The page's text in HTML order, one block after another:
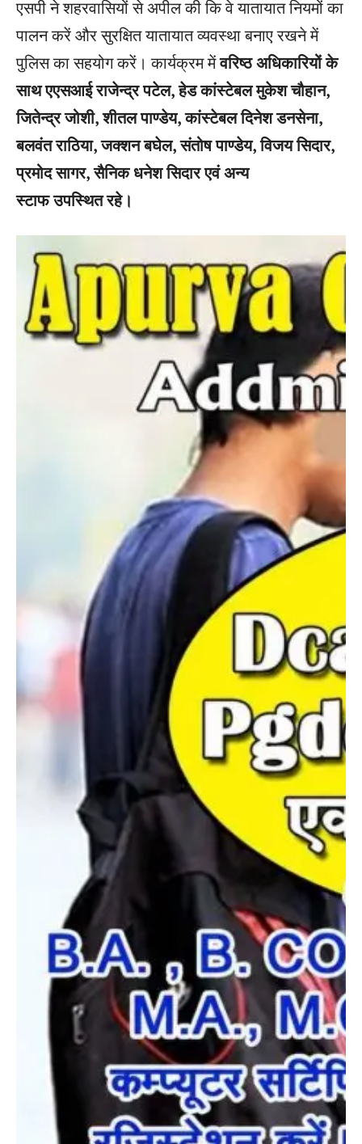
एसपी ने शहरवासियों से अपील की कि वे यातायात नियमों का
पालन करें और सुरक्षित यातायात व्यवस्था बनाए रखने में
पुलिस का सहयोग करें। कार्यक्रम मेंवरिष्ठ अधिकारियों के
साथ एएसआई राजेन्द्र पटेल, हेड कांस्टेबल मुकेश चौहान,
जितेन्द्र जोशी, शीतल पाण्डेय, कांस्टेबल दिनेश डनसेना,
बलवंत राठिया, जक्शन बघेल, संतोष पाण्डेय, विजय सिदार,
प्रमोद सागर, सैनिक धनेश सिदार एवं अन्य
स्टाफ उपस्थित रहे।